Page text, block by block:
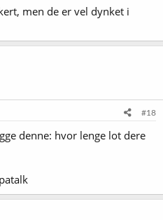
men de er vel dynket i
#18
denne: hvor lenge lot dere